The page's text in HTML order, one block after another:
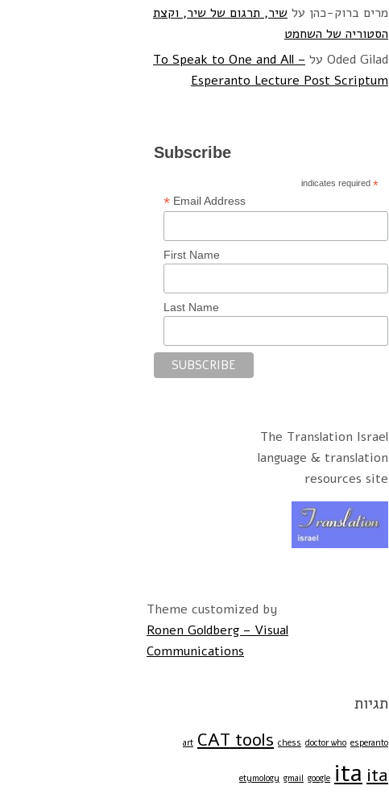
מרים ברוק-כהן על שיר, תרגום של שיר, וקצת
הסטוריה של השחמט
Oded Gilad על To Speak to One and All –
Esperanto Lecture Post Scriptum
Subscribe
*
indicates required
Email Address
*
First Name
Last Name
The Translation Israel
language & translation
resources site
Theme customized by
Ronen Goldberg – Visual
Communications
תגיות
art CAT tools chess doctor who esperanto
etymology gmail google ita ita